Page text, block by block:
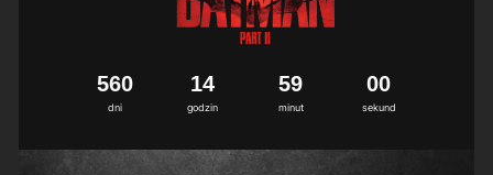
dni
560
godzin
14
minut
58
9 sekund
5
0
9
0